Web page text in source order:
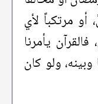
أو مرتكباً لأي
يأمرنا
وبينه، ولو كان